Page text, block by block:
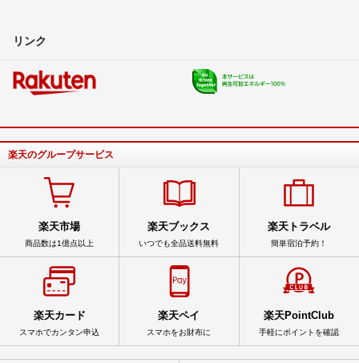
リンク
楽天のグループサービス
楽天市場
商品数は1億点以上
楽天ブックス
いつでも全品送料無料
楽天トラベル
簡単宿泊予約！
楽天カード
スマホでカンタン申込
楽天ペイ
スマホをお財布に
楽天PointClub
手軽にポイントを確認